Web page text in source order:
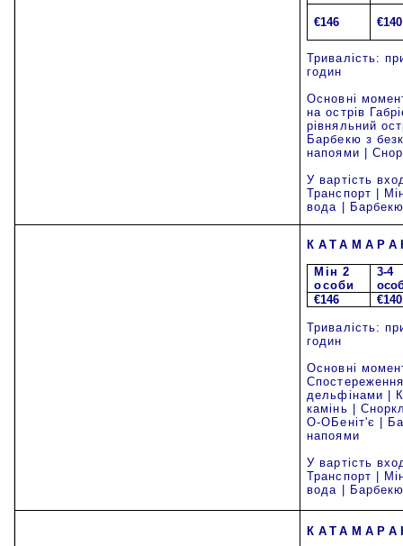
€146 €140
Тривалість:
годин
Основні
на острів
рівняльний
Барбекю з
напоями |
У вартість
Транспорт |
вода |
Miн 2
особи
3-4
€146
€140
Тривалість:
годин
Основні
дельфінами |
камінь |
О-ОБеніт'є |
напоями
У вартість
Транспорт |
вода |